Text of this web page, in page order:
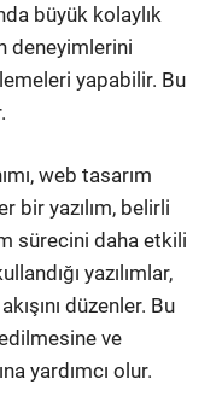
büyük kolaylık
deneyimlerini
yapabilir. Bu
web tasarım
bir yazılım, belirli
sürecini daha etkili
yazılımlar,
düzenler. Bu
ve
yardımcı olur.